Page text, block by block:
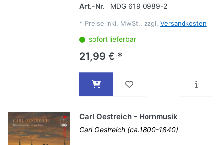
Art.-Nr. MDG 619 0989-2
* Preise inkl. MwSt., zzgl. Versandkosten
sofort lieferbar
21,99 € *
Carl Oestreich - Hornmusik
Carl Oestreich (ca.1800-1840)